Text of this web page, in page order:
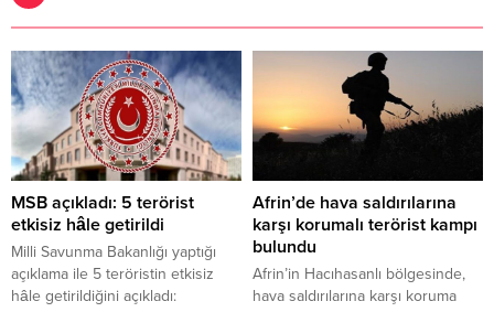
MSB açıkladı: 5 terörist
etkisiz hâle getirildi
Milli Savunma Bakanlığı yaptığı
açıklama ile 5 teröristin etkisiz
hâle getirildiğini açıkladı:
Afrin’de hava saldırılarına
karşı korumalı terörist kampı
bulundu
Afrin’in Hacıhasanlı bölgesinde,
hava saldırılarına karşı koruma